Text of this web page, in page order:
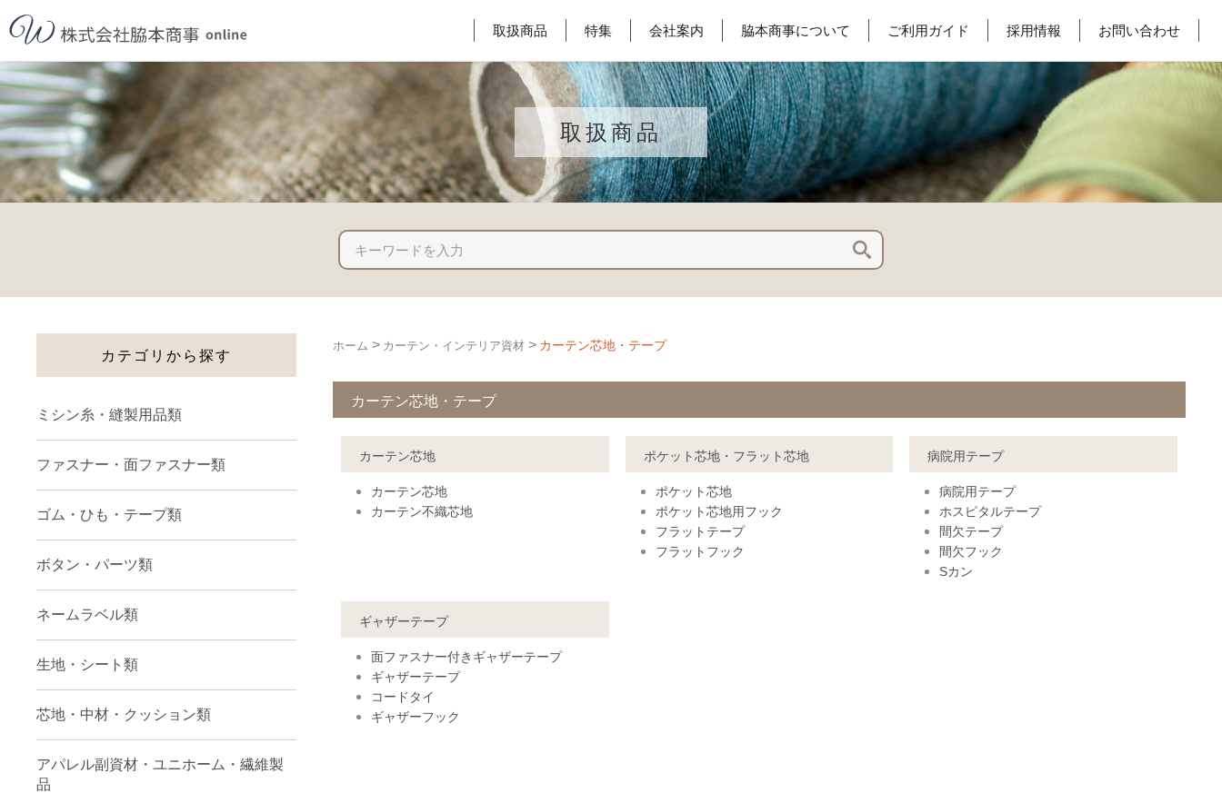
取扱商品 特集 会社案内 脇本商事について ご利用ガイド 採用情報 お問い合わせ
取扱商品
カテゴリから探す
ミシン糸・縫製用品類
ファスナー・面ファスナー類
ゴム・ひも・テープ類
ボタン・パーツ類
ネームラベル類
生地・シート類
芯地・中材・クッション類
アパレル副資材・ユニホーム・繊維製
品
ホーム > カーテン・インテリア資材 > カーテン芯地・テープ
カーテン芯地・テープ
カーテン芯地
カーテン芯地
カーテン不織芯地
ポケット芯地・フラット芯地
ポケット芯地
ポケット芯地用フック
フラットテープ
フラットフック
病院用テープ
病院用テープ
ホスピタルテープ
間欠テープ
間欠フック
Sカン
ギャザーテープ
面ファスナー付きギャザーテープ
ギャザーテープ
コードタイ
ギャザーフック